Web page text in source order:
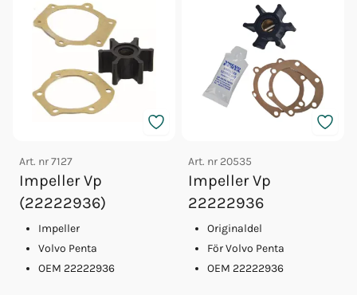
Art. nr7127
Impeller Vp
(22222936)
Impeller
Volvo Penta
OEM 22222936
Art. nr 20535
Impeller Vp
22222936
Originaldel
För Volvo Penta
OEM 22222936